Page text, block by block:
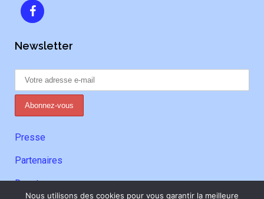
Newsletter
Presse
Partenaires
Donateurs
Nous utilisons des cookies pour vous garantir la meilleure